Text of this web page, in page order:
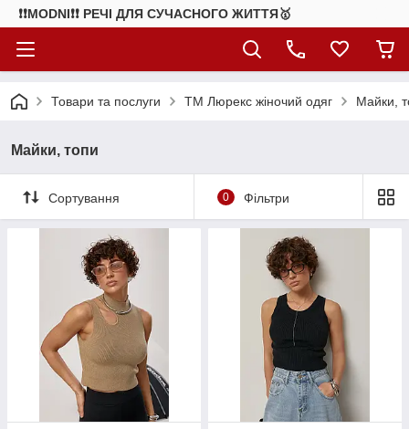
❗❗MODNI❗❗ РЕЧІ ДЛЯ СУЧАСНОГО ЖИТТЯ🥇
Товари та послуги ТМ Люрекс жіночий одяг Майки,
Майки, топи
Сортування 0 Фільтри